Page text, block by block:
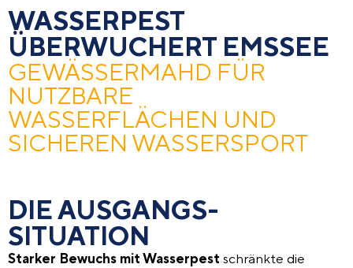
WASSERPEST
ÜBERWUCHERT EMSSEE
GEWÄSSERMAHD FÜR
NUTZBARE
WASSERFLÄCHEN UND
SICHEREN WASSERSPORT
DIE AUSGANGS­
SITUATION
Starker Bewuchs mit Wasserpest schränkte die